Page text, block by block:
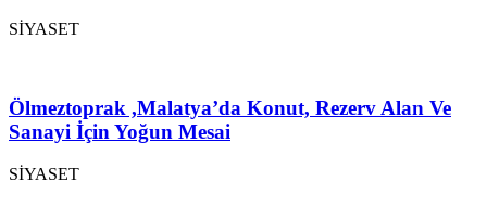
SİYASET
Ölmeztoprak ,Malatya’da Konut, Rezerv Alan Ve
Sanayi İçin Yoğun Mesai
SİYASET